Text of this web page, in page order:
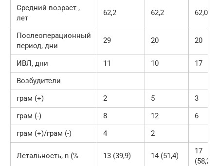
Средний возраст ,
лет
62,2 62,2 62,06
Послеоперационный
период, дни
29 20 20
ИВЛ, дни 11 10
17
Возбудители
грам (+)
2 5
3
грам (-)
8 12
6
грам (+)/грам (-)
4 2
Летальность, n (% 13 (39,9) 14 (51,4)
17
(58,2)